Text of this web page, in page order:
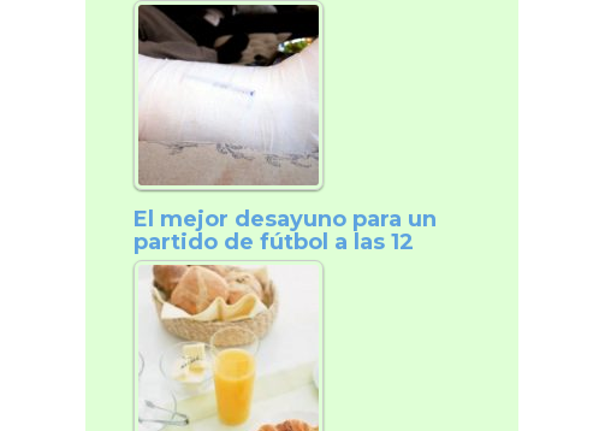
El mejor desayuno para un
partido de fútbol a las 12